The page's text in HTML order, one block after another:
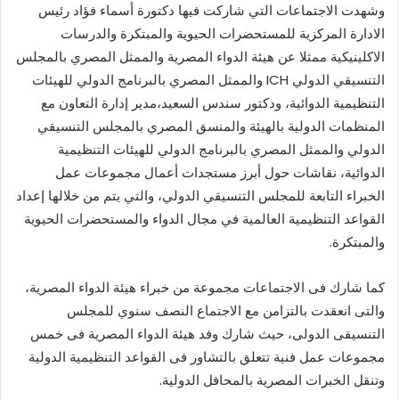
وشهدت الاجتماعات التي شاركت فيها دكتورة أسماء فؤاد رئيس
الادارة المركزية للمستحضرات الحيوية والمبتكرة والدرسات
الاكلينيكية ممثلا عن هيئة الدواء المصرية والممثل المصري بالمجلس
التنسيقي الدولي ICH والممثل المصري بالبرنامج الدولي للهيئات
التنظيمية الدوائية، ودكتور سندس السعيد،مدير إدارة التعاون مع
المنظمات الدولية بالهيئة والمنسق المصري بالمجلس التنسيقي
الدولي والممثل المصري بالبرنامج الدولي للهيئات التنظيمية
الدوائية، نقاشات حول أبرز مستجدات أعمال مجموعات عمل
الخبراء التابعة للمجلس التنسيقي الدولي، والتي يتم من خلالها إعداد
القواعد التنظيمية العالمية في مجال الدواء والمستحضرات الحيوية
والمبتكرة.
كما شارك فى الاجتماعات مجموعة من خبراء هيئة الدواء المصرية،
والتى انعقدت بالتزامن مع الاجتماع النصف سنوي للمجلس
التنسيقى الدولى، حيث شارك وفد هيئة الدواء المصرية فى خمس
مجموعات عمل فنية تتعلق بالتشاور فى القواعد التنظيمية الدولية
وتنقل الخبرات المصرية بالمحافل الدولية.